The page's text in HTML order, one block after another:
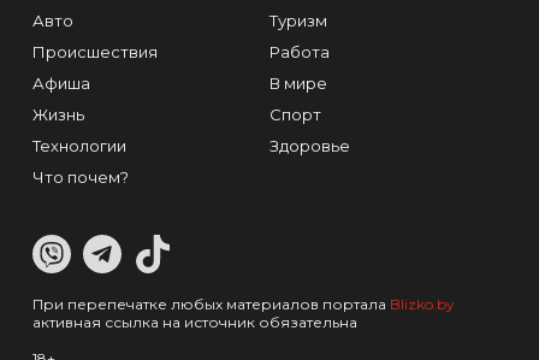
Авто
Происшествия
Афиша
Жизнь
Технологии
Что почем?
Туризм
Работа
В мире
Спорт
Здоровье
При перепечатке любых материалов портала Blizko.by
активная ссылка на источник обязательна